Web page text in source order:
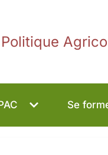
Politique
Se